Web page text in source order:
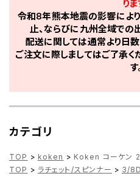
りま
令和8年熊本地震の影響によ
止、ならびに九州全域での
配送に関しては通常より日
ご注文に際しましてはご了承
す
カテゴリ
TOP > koken > Koken コーケン
TOP > ラチェット/スピンナー > 3/